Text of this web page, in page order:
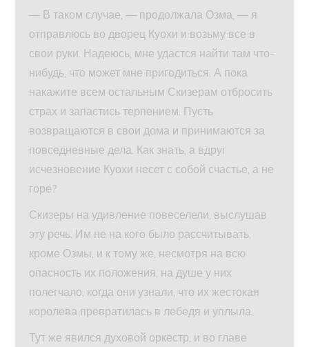
— В таком случае, — продолжала Озма, — я
отправлюсь во дворец Куохи и возьму все в
свои руки. Надеюсь, мне удастся найти там что-
нибудь, что может мне пригодиться. А пока
накажите всем остальным Скизерам отбросить
страх и запастись терпением. Пусть
возвращаются в свои дома и принимаются за
повседневные дела. Как знать, а вдруг
исчезновение Куохи несет с собой счастье, а не
горе?
Скизеры на удивление повеселели, выслушав
эту речь. Им не на кого было рассчитывать,
кроме Озмы, и к тому же, несмотря на всю
опасность их положения, на душе у них
полегчало, когда они узнали, что их жестокая
королева превратилась в лебедя и уплыла.
Тут же явился духовой оркестр, и во главе